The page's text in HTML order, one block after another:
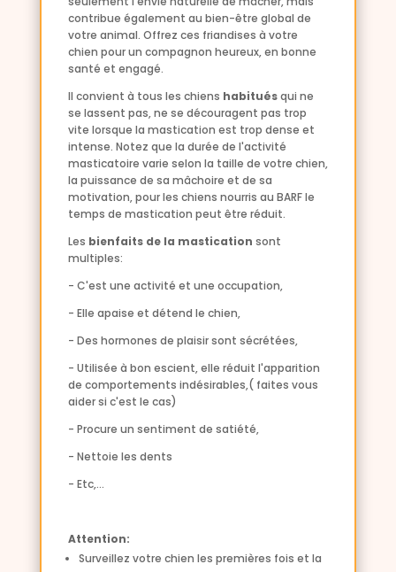
contribue également au bien-être global de
votre animal. Offrez ces friandises à votre
chien pour un compagnon heureux, en bonne
santé et engagé.
Il convient à tous les chiens habituésqui ne
se lassent pas, ne se découragent pas trop
vite lorsque la mastication est trop dense et
intense. Notez que la durée de l'activité
masticatoire varie selon la taille de votre chien,
la puissance de sa mâchoire et de sa
motivation, pour les chiens nourris au BARF le
temps de mastication peut être réduit.
Les bienfaits de la mastication sont
multiples:
- C'est une activité et une occupation,
- Elle apaise et détend le chien,
- Des hormones de plaisir sont sécrétées,
- Utilisée à bon escient, elle réduit l'apparition
de comportements indésirables,( faites vous
aider si c'est le cas)
- Procure un sentiment de satiété,
- Nettoie les dents
- Etc,...
Attention:
Surveillez votre chien les premières fois et la